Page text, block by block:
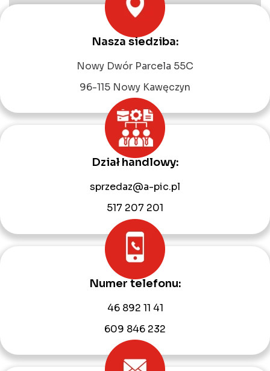
Nasza siedziba:
Nowy Dwór Parcela 55C
96-115 Nowy Kawęczyn
Dział handlowy:
sprzedaz@a-pic.pl
517 207 201
Numer telefonu:
46 892 11 41
609 846 232